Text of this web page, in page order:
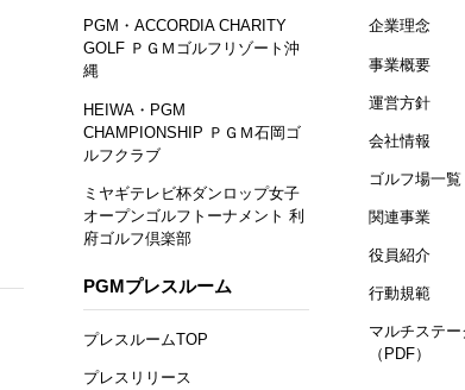
PGM・ACCORDIA CHARITY
GOLF ＰＧＭゴルフリゾート沖
縄
HEIWA・PGM
CHAMPIONSHIP ＰＧＭ石岡ゴ
ルフクラブ
ミヤギテレビ杯ダンロップ女子
オープンゴルフトーナメント 利
府ゴルフ倶楽部
PGMプレスルーム
プレスルームTOP
プレスリリース
企業理念
事業概要
運営方針
会社情報
ゴルフ場一覧
関連事業
役員紹介
行動規範
マルチステ
（PDF）